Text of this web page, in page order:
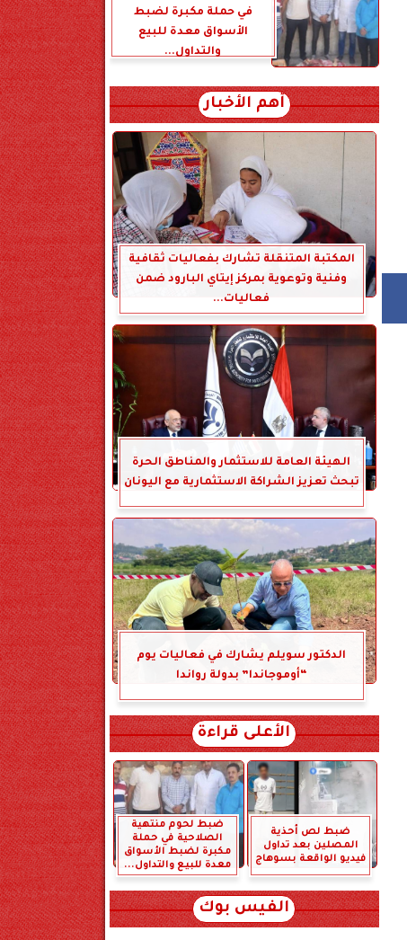
في حملة مكبرة لضبط
الأسواق معدة للبيع
والتداول...
أهم الأخبار
المكتبة المتنقلة تشارك بفعاليات ثقافية
وفنية وتوعوية بمركز إيتاي البارود ضمن
فعاليات...
الهيئة العامة للاستثمار والمناطق الحرة
تبحث تعزيز الشراكة الاستثمارية مع اليونان
الدكتور سويلم يشارك في فعاليات يوم
“أوموجاندا” بدولة رواندا
الأعلى قراءة
ضبط لص أحذية
المصلين بعد تداول
فيديو الواقعة بسوهاج
ضبط لحوم منتهية
الصلاحية في حملة
مكبرة لضبط الأسواق
معدة للبيع والتداول...
الفيس بوك